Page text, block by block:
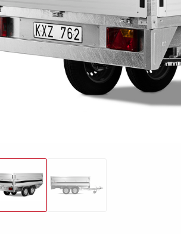
Elektrik &
Beleuchtung
Laubgitteraufsatz
Zubehör-Kit